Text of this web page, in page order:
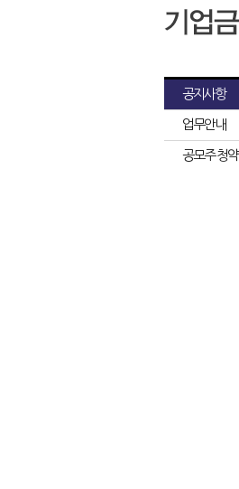
공지사항
업무안내
공모주 청약